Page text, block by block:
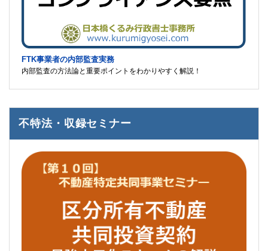
FTK事業者の内部監査実務
内部監査の方法論と重要ポイントをわかりやすく解説！
不特法・収録セミナー